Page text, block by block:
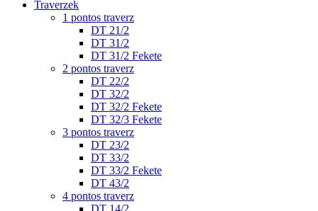
Traverzek
1 pontos traverz
DT 21/2
DT 31/2
DT 31/2 Fekete
2 pontos traverz
DT 22/2
DT 32/2
DT 32/2 Fekete
DT 32/3 Fekete
3 pontos traverz
DT 23/2
DT 33/2
DT 33/2 Fekete
DT 43/2
4 pontos traverz
DT 14/2